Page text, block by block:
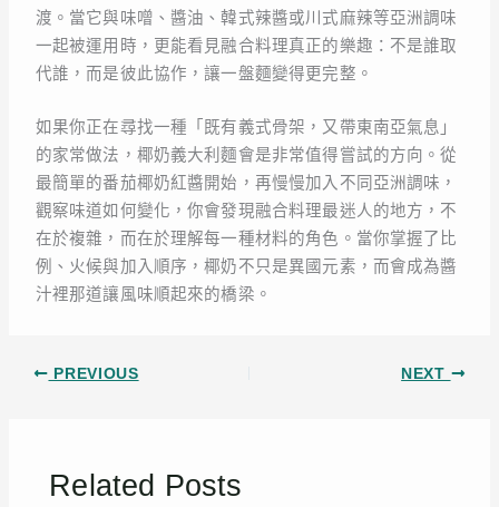
渡。當它與味噌、醬油、韓式辣醬或川式麻辣等亞洲調味
一起被運用時，更能看見融合料理真正的樂趣：不是誰取
代誰，而是彼此協作，讓一盤麵變得更完整。
如果你正在尋找一種「既有義式骨架，又帶東南亞氣息」
的家常做法，椰奶義大利麵會是非常值得嘗試的方向。從
最簡單的番茄椰奶紅醬開始，再慢慢加入不同亞洲調味，
觀察味道如何變化，你會發現融合料理最迷人的地方，不
在於複雜，而在於理解每一種材料的角色。當你掌握了比
例、火候與加入順序，椰奶不只是異國元素，而會成為醬
汁裡那道讓風味順起來的橋梁。
PREVIOUS NEXT
Related Posts